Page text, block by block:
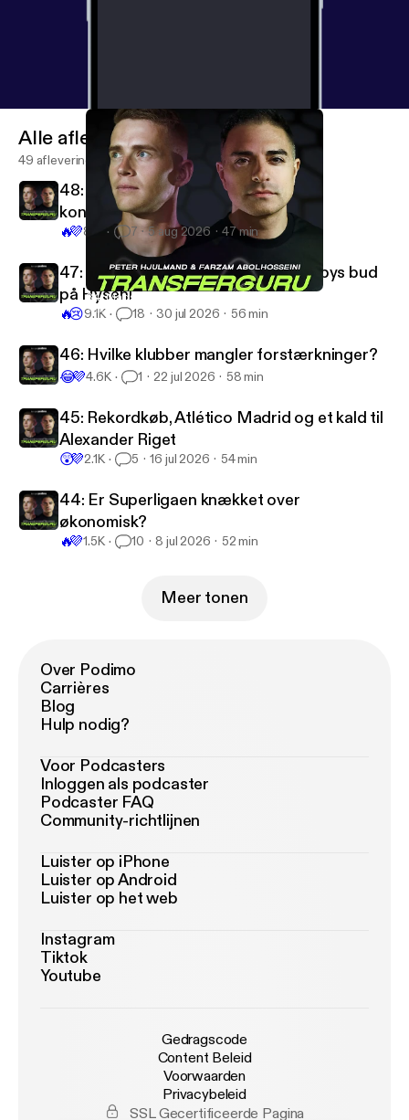
34: Mads Bach Lund om livet som agent
Transferguru
Alle afleveringen
49 afleveringen
48: Er transferjournalistik blevet en
konkurrencesport?
🔥💜821 7 5 aug 2026 47 min
47: Celtic-rekord til Høgh og Brøndbys bud
på Hyseni
🔥😢9.1K 18 30 jul 2026 56 min
46: Hvilke klubber mangler forstærkninger?
😂💜4.6K 1 22 jul 2026 58 min
45: Rekordkøb, Atlético Madrid og et kald til
Alexander Riget
😲💜2.1K 5 16 jul 2026 54 min
44: Er Superligaen knækket over
økonomisk?
🔥💜1.5K 10 8 jul 2026 52 min
Meer tonen
Over Podimo
Carrières
Blog
Hulp nodig?
Voor Podcasters
Inloggen als podcaster
Podcaster FAQ
Community-richtlijnen
Luister op iPhone
Luister op Android
Luister op het web
Instagram
Tiktok
Youtube
Gedragscode
Content Beleid
Voorwaarden
Privacybeleid
SSL Gecertificeerde Pagina